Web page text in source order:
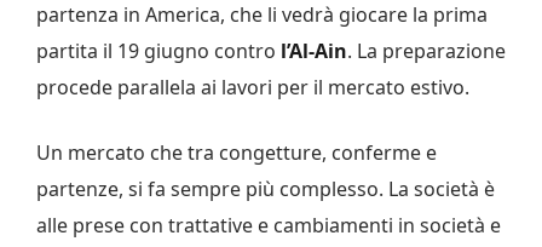
partenza in America, che li vedrà giocare la prima
partita il 19 giugno contro l’Al-Ain. La preparazione
procede parallela ai lavori per il mercato estivo.
Un mercato che tra congetture, conferme e
partenze, si fa sempre più complesso. La società è
alle prese con trattative e cambiamenti in società e